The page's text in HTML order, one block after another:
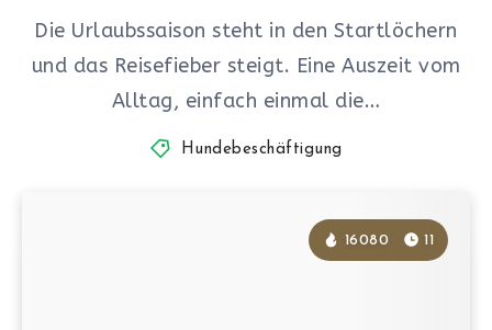
Die Urlaubssaison steht in den Startlöchern
und das Reisefieber steigt. Eine Auszeit vom
Alltag, einfach einmal die…
Hundebeschäftigung
16080 11